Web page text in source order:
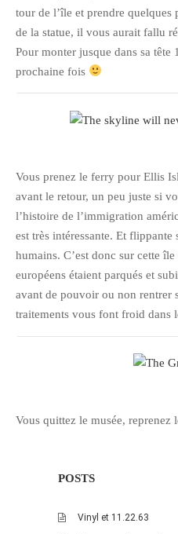
Vânia
février 2016
octobre 2014
août 2014
mars 2013
janvier 2013
octobre 2012
septembre 2012
août 2012
mars 2012
janvier 2012
novembre 2011
tour de l’île et prendre
de la statue, il vous aurait fallu
Pour monter jusque dans sa
prochaine fois
Vous prenez le ferry pour Ellis
avant le retour, un peu juste si
l’histoire de l’immigration
est très intéressante. Et
humains. C’est donc sur cette
européens étaient parqués et
avant de pouvoir ou non rentrer
traitements vous font froid dans
Vous quittez le musée,
POSTS
Vinyl et 11.22.63